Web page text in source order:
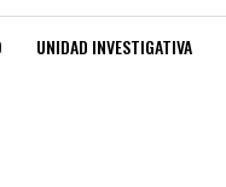
UNIDAD INVESTIGATIVA